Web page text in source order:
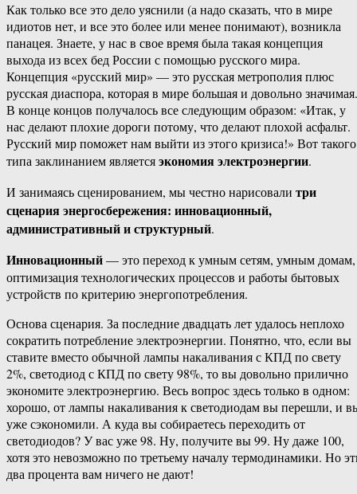
Как только все это дело уяснили (а надо сказать, что в мире
идиотов нет, и все это более или менее понимают), возникла
панацея. Знаете, у нас в свое время была такая концепция
выхода из всех бед России с помощью русского мира.
Концепция «русский мир» — это русская метрополия плюс
русская диаспора, которая в мире большая и довольно значимая.
В конце концов получалось все следующим образом: «Итак, у
нас делают плохие дороги потому, что делают плохой асфальт.
Русский мир поможет нам выйти из этого кризиса!» Вот такого
типа заклинанием являетсяэкономия электроэнергии.
И занимаясь сценированием, мы честно нарисовали три
сценария энергосбережения: инновационный,
административный и структурный.
Инновационный— это переход к умным сетям, умным домам,
оптимизация технологических процессов и работы бытовых
устройств по критерию энергопотребления.
Основа сценария. За последние двадцать лет удалось неплохо
сократить потребление электроэнергии. Понятно, что, если вы
ставите вместо обычной лампы накаливания с КПД по свету
2%, светодиод с КПД по свету 98%, то вы довольно прилично
экономите электроэнергию. Весь вопрос здесь только в одном:
хорошо, от лампы накаливания к светодиодам вы перешли, и
уже сэкономили. А куда вы собираетесь переходить от
светодиодов? У вас уже 98. Ну, получите вы 99. Ну даже 100,
хотя это невозможно по третьему началу термодинамики. Но
два процента вам ничего не дают!